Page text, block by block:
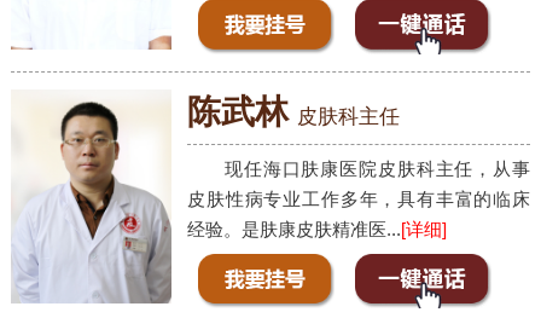
陈武林 皮肤科主任
现任海口肤康医院皮肤科主任，从事
皮肤性病专业工作多年，具有丰富的临床
经验。是肤康皮肤精准医...[详细]